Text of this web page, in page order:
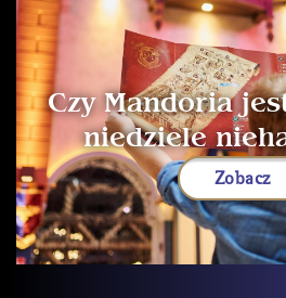
Czy Mandoria
niedziele
Zobacz